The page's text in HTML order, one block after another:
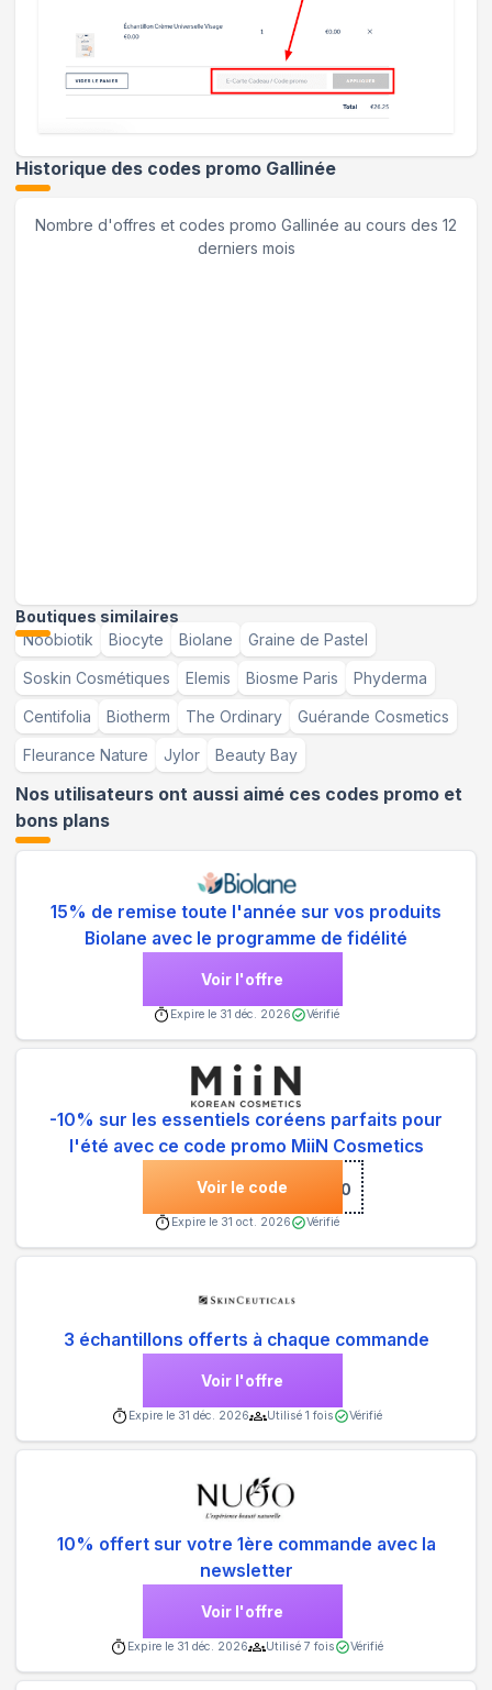
Historique des codes promo Gallinée
Nombre d'offres et codes promo Gallinée au cours des 12
derniers mois
Boutiques similaires
Noobiotik
Biocyte Biolane Graine de Pastel
Soskin Cosmétiques Elemis Biosme Paris Phyderma
Centifolia Biotherm The Ordinary Guérande Cosmetics
Fleurance Nature Jylor Beauty Bay
Nos utilisateurs ont aussi aimé ces codes promo et
bons plans
15% de remise toute l'année sur vos produits
Biolane avec le programme de fidélité
Voir l'offre
Expire le 31 déc. 2026 Vérifié
-10% sur les essentiels coréens parfaits pour
l'été avec ce code promo MiiN Cosmetics
Voir le code***MER10
Expire le 31 oct. 2026 Vérifié
3 échantillons offerts à chaque commande
Voir l'offre
Expire le 31 déc. 2026 Utilisé 1 fois Vérifié
10% offert sur votre 1ère commande avec la
newsletter
Voir l'offre
Expire le 31 déc. 2026 Utilisé 7 fois Vérifié